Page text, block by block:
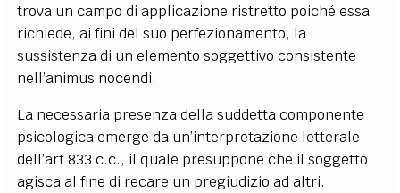
trova un campo di applicazione ristretto poiché essa
richiede, ai fini del suo perfezionamento, la
sussistenza di un elemento soggettivo consistente
nell’animus nocendi.
La necessaria presenza della suddetta componente
psicologica emerge da un’interpretazione letterale
dell’art 833 c.c., il quale presuppone che il soggetto
agisca al fine di recare un pregiudizio ad altri.